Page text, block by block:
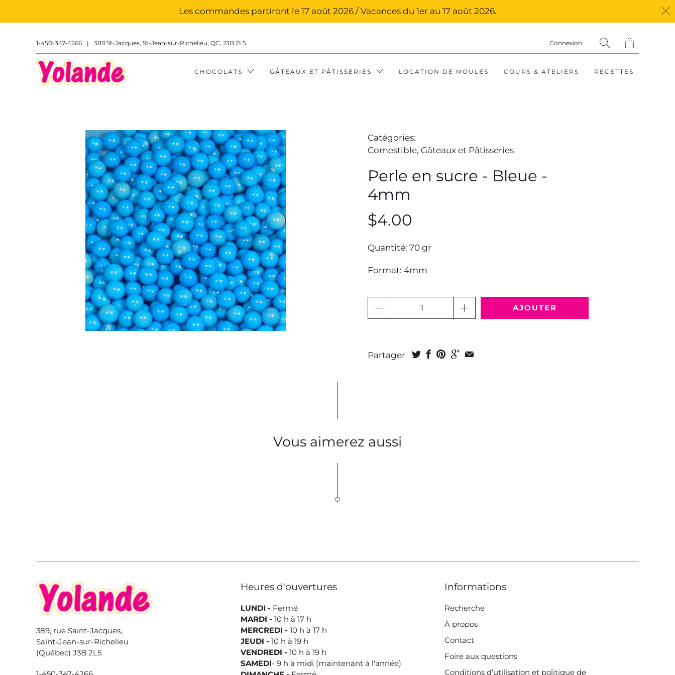
Les commandes partiront le 17 août 2026 / Vacances du 1er au 17 août 2026.
1-450-347-4266 | 389 St-Jacques, St-Jean-sur-Richelieu, QC, J3B 2L5 Connexion
Translation
missing:
CHOCOLATS GÂTEAUX ET PÂTISSERIES LOCATION DE MOULES COURS & ATELIERS RECETTES
Catégories:
Comestible, Gâteaux et Pâtisseries
Perle en sucre - Bleue -
4mm
$4.00
Quantité: 70 gr
Format: 4mm
AJOUTER
Partager
Vous aimerez aussi
389, rue Saint-Jacques,
Saint-Jean-sur-Richelieu
(Québec) J3B 2L5
Heures d'ouvertures
LUNDI - Fermé
MARDI - 10 h à 17 h
MERCREDI - 10 h à 17 h
JEUDI - 10 h à 19 h
VENDREDI - 10 h à 19 h
SAMEDI- 9 h à midi (maintenant à l'année)
Informations
Recherche
À propos
Contact
Foire aux questions
Conditions d’utilisation et politique de